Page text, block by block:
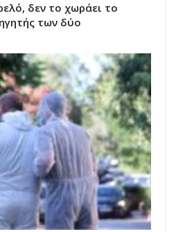
δεν το χωράει το
των δύο